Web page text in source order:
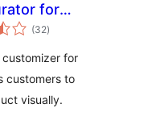
for
Lite
(32कुल
रेटिङ्गहरू
)
for
customers to
visually.